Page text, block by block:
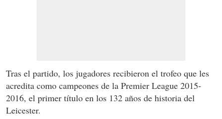
Tras el partido, los jugadores recibieron el trofeo que les
acredita como campeones de la Premier League 2015-
2016, el primer título en los 132 años de historia del
Leicester.